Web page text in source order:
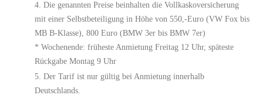
Die genannten Preise beinhalten die Vollkaskoversicherung
mit einer Selbstbeteiligung in Höhe von 550,-Euro (VW Fox bis
MB B-Klasse), 800 Euro (BMW 3er bis BMW 7er)
* Wochenende: früheste Anmietung Freitag 12 Uhr, späteste
Rückgabe Montag 9 Uhr
Der Tarif ist nur gültig bei Anmietung innerhalb
Deutschlands.